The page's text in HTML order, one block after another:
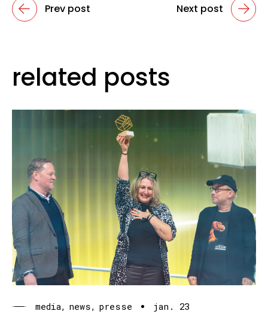
Prev post Next post
related posts
media news presse jan. 23